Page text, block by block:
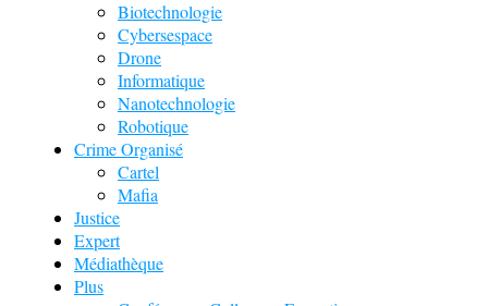
Biotechnologie
Cybersespace
Drone
Informatique
Nanotechnologie
Robotique
Crime Organisé
Cartel
Mafia
Justice
Expert
Médiathèque
Plus